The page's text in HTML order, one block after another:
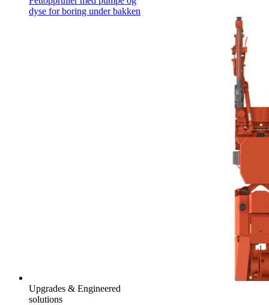
dyse for boring under bakken
Upgrades & Engineered
solutions